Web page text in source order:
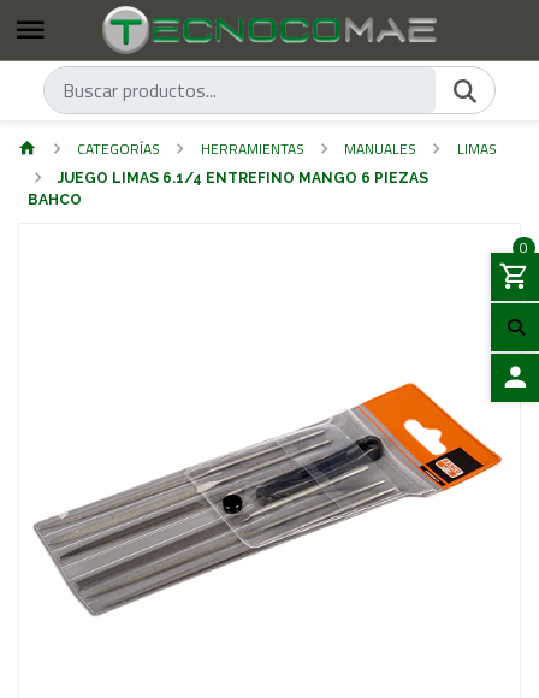
0
CATEGORÍAS HERRAMIENTAS MANUALES LIMAS
JUEGO LIMAS 6.1/4 ENTREFINO MANGO 6 PIEZAS
BAHCO
Previous